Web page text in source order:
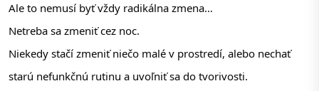
Ale to nemusí byť vždy radikálna zmena…
Netreba sa zmeniť cez noc.
Niekedy stačí zmeniť niečo malé v prostredí, alebo nechať
starú nefunkčnú rutinu a uvoľniť sa do tvorivosti.